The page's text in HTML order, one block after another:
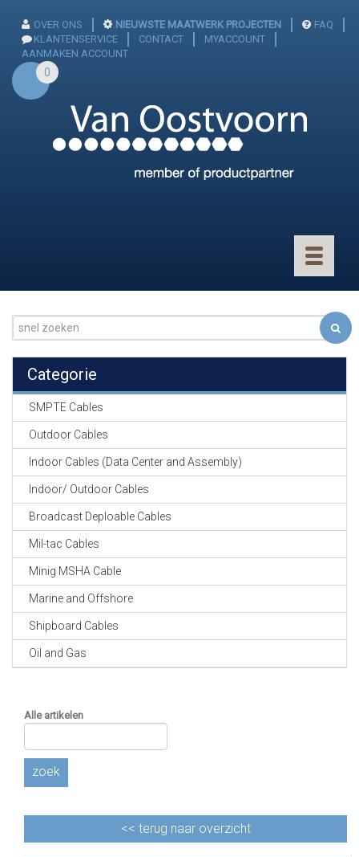
OVER ONS NIEUWSTE MAATWERK PROJECTEN
FAQ
KLANTENSERVICE
CONTACT
MYACCOUNT
AANMAKEN ACCOUNT
0
Toggle
GEVLOCHTEN KOUS
KRIMP KOUS
KOPER KABEL
OP ROL
FIBER CABLE
GE-ASSEMBLEERDE
CABLE EQUIPEMENTS
Categorie
SMPTE Cables
Outdoor Cables
Indoor Cables (Data Center and Assembly)
Indoor/ Outdoor Cables
Broadcast Deploable Cables
Mil-tac Cables
Minig MSHA Cable
Marine and Offshore
Shipboard Cables
Oil and Gas
Alle artikelen
zoek
<< terug naar overzicht